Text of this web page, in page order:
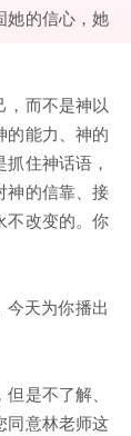
她的信心，她
，而不是神以
的能力、神的
住神话语，
神的信靠、接
不改变的。你
今天为你播出
是不了解、
同意林老师这